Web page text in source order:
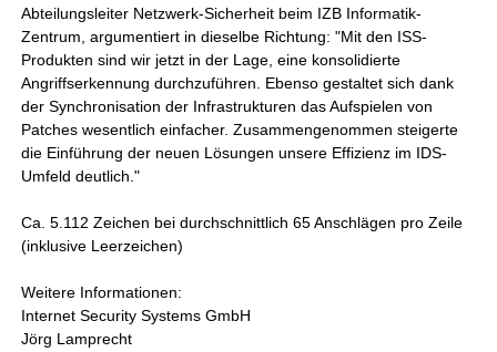
Abteilungsleiter Netzwerk-Sicherheit beim IZB Informatik-
Zentrum, argumentiert in dieselbe Richtung: "Mit den ISS-
Produkten sind wir jetzt in der Lage, eine konsolidierte
Angriffserkennung durchzuführen. Ebenso gestaltet sich dank
der Synchronisation der Infrastrukturen das Aufspielen von
Patches wesentlich einfacher. Zusammengenommen steigerte
die Einführung der neuen Lösungen unsere Effizienz im IDS-
Umfeld deutlich."
Ca. 5.112 Zeichen bei durchschnittlich 65 Anschlägen pro Zeile
(inklusive Leerzeichen)
Weitere Informationen:
Internet Security Systems GmbH
Jörg Lamprecht